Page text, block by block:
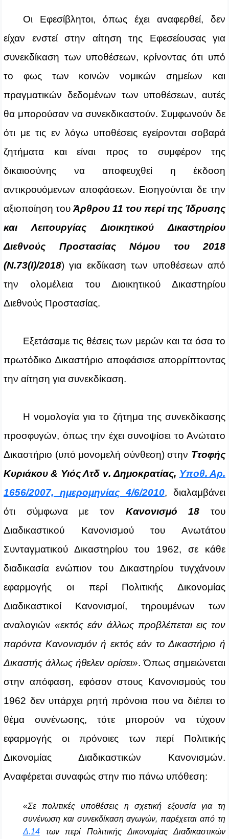
Οι Εφεσίβλητοι, όπως έχει αναφερθεί, δεν
είχαν ενστεί στην αίτηση της Εφεσείουσας για
συνεκδίκαση των υποθέσεων, κρίνοντας ότι υπό
το φως των κοινών νομικών σημείων και
πραγματικών δεδομένων των υποθέσεων, αυτές
θα μπορούσαν να συνεκδικαστούν. Συμφωνούν δε
ότι με τις εν λόγω υποθέσεις εγείρονται σοβαρά
ζητήματα και είναι προς το συμφέρον της
δικαιοσύνης να αποφευχθεί η έκδοση
αντικρουόμενων αποφάσεων. Εισηγούνται δε την
αξιοποίηση του Άρθρου 11 του περί της Ίδρυσης
και Λειτουργίας Διοικητικού Δικαστηρίου
Διεθνούς Προστασίας Νόμου του 2018
(Ν.73(I)/2018) για εκδίκαση των υποθέσεων από
την ολομέλεια του Διοικητικού Δικαστηρίου
Διεθνούς Προστασίας.
Εξετάσαμε τις θέσεις των μερών και τα όσα το
πρωτόδικο Δικαστήριο αποφάσισε απορρίπτοντας
την αίτηση για συνεκδίκαση.
Η νομολογία για το ζήτημα της συνεκδίκασης
προσφυγών, όπως την έχει συνοψίσει το Ανώτατο
Δικαστήριο (υπό μονομελή σύνθεση) στην Ττοφής
Κυριάκου & Υιός Λτδ v. Δημοκρατίας, Υποθ. Αρ.
1656/2007, ημερομηνίας 4/6/2010, διαλαμβάνει
ότι σύμφωνα με τον Κανονισμό 18 του
Διαδικαστικού Κανονισμού του Ανωτάτου
Συνταγματικού Δικαστηρίου του 1962, σε κάθε
διαδικασία ενώπιον του Δικαστηρίου τυγχάνουν
εφαρμογής οι περί Πολιτικής Δικονομίας
Διαδικαστικοί Κανονισμοί, τηρουμένων των
αναλογιών«εκτός εάν άλλως προβλέπεται εις τον
παρόντα Κανονισμόν ή εκτός εάν το Δικαστήριο ή
Δικαστής άλλως ήθελεν ορίσει». Όπως σημειώνεται
στην απόφαση, εφόσον στους Κανονισμούς του
1962 δεν υπάρχει ρητή πρόνοια που να διέπει το
θέμα συνένωσης, τότε μπορούν να τύχουν
εφαρμογής οι πρόνοιες των περί Πολιτικής
Δικονομίας Διαδικαστικών Κανονισμών.
Αναφέρεται συναφώς στην πιο πάνω υπόθεση:
«Σε πολιτικές υποθέσεις η σχετική εξουσία για τη
συνένωση και συνεκδίκαση αγωγών, παρέχεται από τη
Δ.14των περί Πολιτικής Δικονομίας Διαδικαστικών